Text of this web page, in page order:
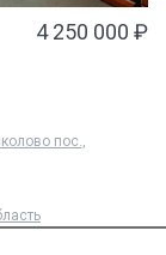
4 250 000 ₽
пос.,